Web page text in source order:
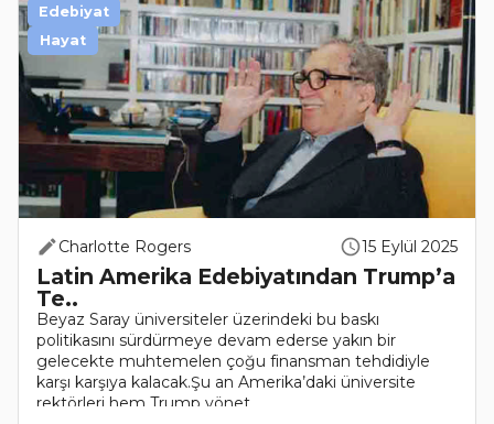
Charlotte Rogers 15 Eylül 2025
Latin Amerika Edebiyatından Trump’a
Te..
Beyaz Saray üniversiteler üzerindeki bu baskı
politikasını sürdürmeye devam ederse yakın bir
gelecekte muhtemelen çoğu finansman tehdidiyle
karşı karşıya kalacak.Şu an Amerika’daki üniversite
rektörleri hem Trump yönet..
Edebiyat
Hayat